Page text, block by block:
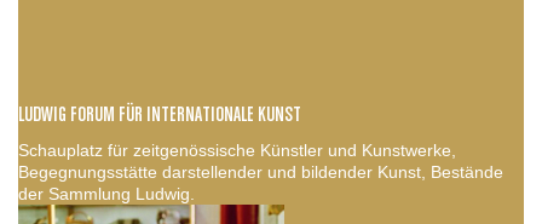
LUDWIG FORUM FÜR INTERNATIONALE KUNST
Schauplatz für zeitgenössische Künstler und Kunstwerke,
Begegnungsstätte darstellender und bildender Kunst, Bestände
der Sammlung Ludwig.